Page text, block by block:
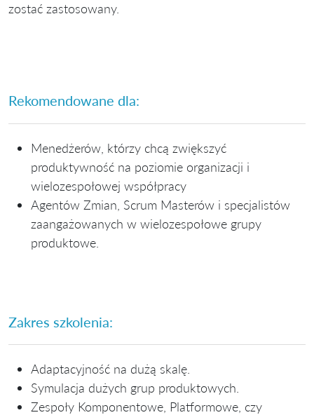
zostać zastosowany.
Rekomendowane dla:
Menedżerów, którzy chcą zwiększyć
produktywność na poziomie organizacji i
wielozespołowej współpracy
Agentów Zmian, Scrum Masterów i specjalistów
zaangażowanych w wielozespołowe grupy
produktowe.
Zakres szkolenia:
Adaptacyjność na dużą skalę.
Symulacja dużych grup produktowych.
Zespoły Komponentowe, Platformowe, czy